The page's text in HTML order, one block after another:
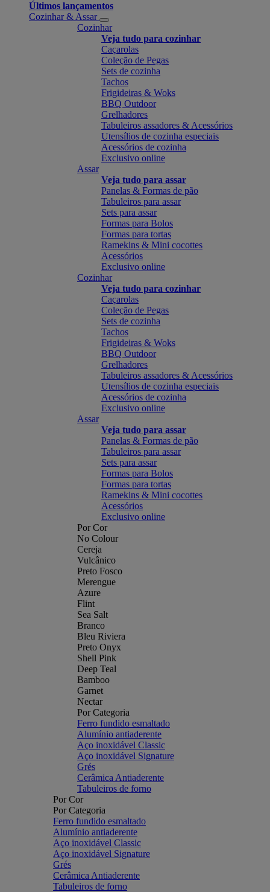
Últimos lançamentos
Cozinhar & Assar
Cozinhar
Veja tudo para cozinhar
Caçarolas
Coleção de Pegas
Sets de cozinha
Tachos
Frigideiras & Woks
BBQ Outdoor
Grelhadores
Tabuleiros assadores & Acessórios
Utensílios de cozinha especiais
Acessórios de cozinha
Exclusivo online
Assar
Veja tudo para assar
Panelas & Formas de pão
Tabuleiros para assar
Sets para assar
Formas para Bolos
Formas para tortas
Ramekins & Mini cocottes
Acessórios
Exclusivo online
Cozinhar
Veja tudo para cozinhar
Caçarolas
Coleção de Pegas
Sets de cozinha
Tachos
Frigideiras & Woks
BBQ Outdoor
Grelhadores
Tabuleiros assadores & Acessórios
Utensílios de cozinha especiais
Acessórios de cozinha
Exclusivo online
Assar
Veja tudo para assar
Panelas & Formas de pão
Tabuleiros para assar
Sets para assar
Formas para Bolos
Formas para tortas
Ramekins & Mini cocottes
Acessórios
Exclusivo online
Por Cor
No Colour
Cereja
Vulcânico
Preto Fosco
Merengue
Azure
Flint
Sea Salt
Branco
Bleu Riviera
Preto Onyx
Shell Pink
Deep Teal
Bamboo
Garnet
Nectar
Por Categoria
Ferro fundido esmaltado
Alumínio antiaderente
Aço inoxidável Classic
Aço inoxidável Signature
Grés
Cerâmica Antiaderente
Tabuleiros de forno
Por Cor
Por Categoria
Ferro fundido esmaltado
Alumínio antiaderente
Aço inoxidável Classic
Aço inoxidável Signature
Grés
Cerâmica Antiaderente
Tabuleiros de forno